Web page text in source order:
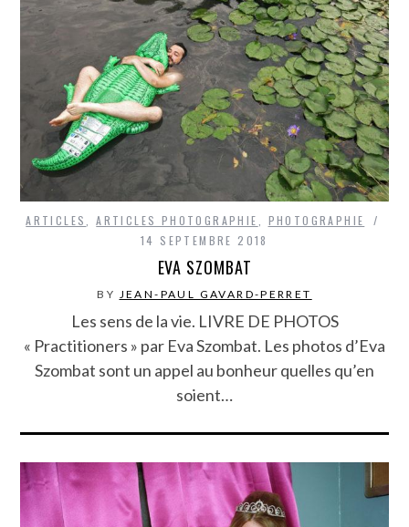
ARTICLES ,ARTICLES PHOTOGRAPHIE
PHOTOGRAPHIE
14 SEPTEMBRE 2018
EVA SZOMBAT
BY JEAN-PAUL GAVARD-PERRET
Les sens de la vie. LIVRE DE PHOTOS
« Practitioners » par Eva Szombat. Les photos d’Eva
Szombat sont un appel au bonheur quelles qu’en
soient…